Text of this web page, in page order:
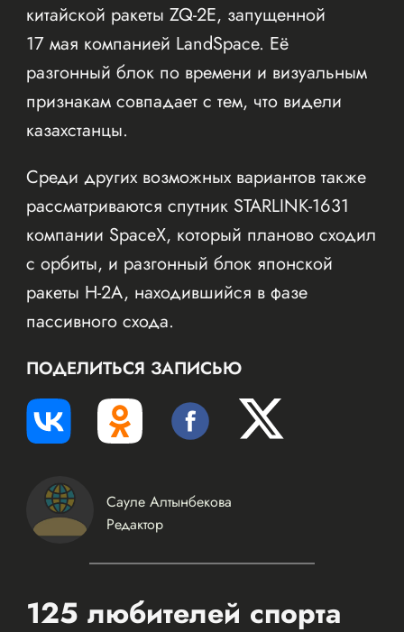
китайской ракеты ZQ-2E, запущенной
17 мая компанией LandSpace. Её
разгонный блок по времени и визуальным
признакам совпадает с тем, что видели
казахстанцы.
Среди других возможных вариантов также
рассматриваются спутник STARLINK-1631
компании SpaceX, который планово сходил
с орбиты, и разгонный блок японской
ракеты H-2A, находившийся в фазе
пассивного схода.
ПОДЕЛИТЬСЯ ЗАПИСЬЮ
Сауле Алтынбекова
Редактор
125 любителей спорта